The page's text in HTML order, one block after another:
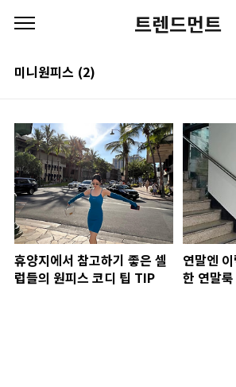
트렌드먼트
미니원피스 (2)
휴양지에서 참고하기 좋은 셀
럽들의 원피스 코디 팁 TIP
연말엔
한 연말